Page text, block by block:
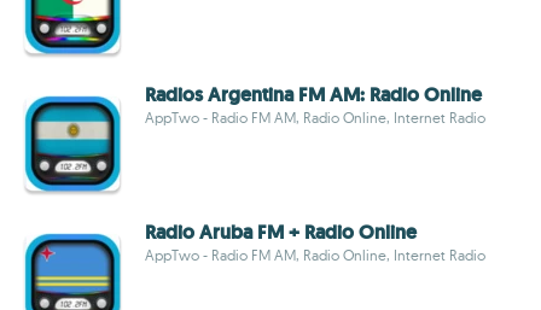
Radios Argentina FM AM: Radio Online
AppTwo - Radio FM AM, Radio Online, Internet Radio
Radio Aruba FM + Radio Online
AppTwo - Radio FM AM, Radio Online, Internet Radio